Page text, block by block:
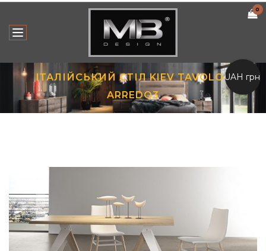
0
ІТАЛІЙСЬКИЙ СТІЛ KIEV TAVOLO |
ARREDO3
UAH грн.